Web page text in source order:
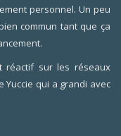
personnel. Un peu
commun tant que ça
réactif sur les réseaux
Yuccie qui a grandi avec